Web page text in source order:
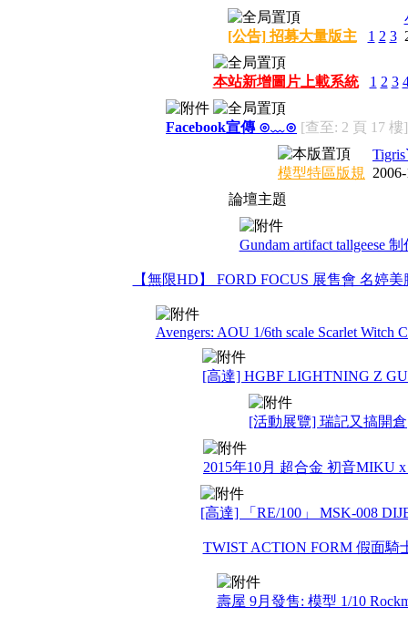
[公告] 招募大量版主 1 2 3
本站新增圖片上載系統 1 2 3
Facebook宣傳 ⊙﹏⊙ [查至: 2 頁 17 樓]
模型特區版規
論壇主題
Gundam artifact tallgeese 制
【無限HD】 FORD FOCUS 展售會 名婷
Avengers: AOU 1/6th scale Scarlet Witch
[高達] HGBF LIGHTNING Z
[活動展覽] 瑞記又搞開倉
2015年10月 超合金 初音MIKU
[高達] 「RE/100」 MSK-008
TWIST ACTION FORM 假面騎
壽屋 9月發售: 模型 1/10